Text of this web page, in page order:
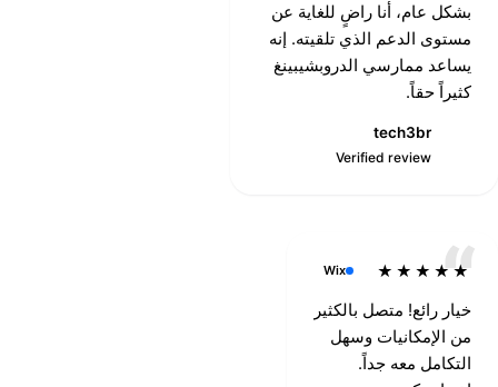
بشكل عام، أنا راضٍ للغاية عن
مستوى الدعم الذي تلقيته. إنه
يساعد ممارسي الدروبشيبينغ
كثيراً حقاً.
tech3br
Verified review
vanarkride
Verified review
★★★★★
Wix
خيار رائع! متصل بالكثير
من الإمكانيات وسهل
التكامل معه جداً.